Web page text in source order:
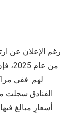
من
لهم. ففي
الفنادق سجلت
أسعارٍ مبالغٍ